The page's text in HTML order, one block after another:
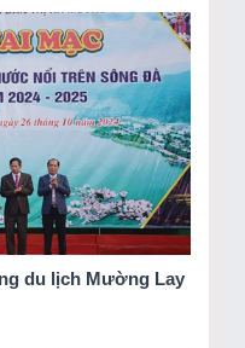
du lịch Mường Lay